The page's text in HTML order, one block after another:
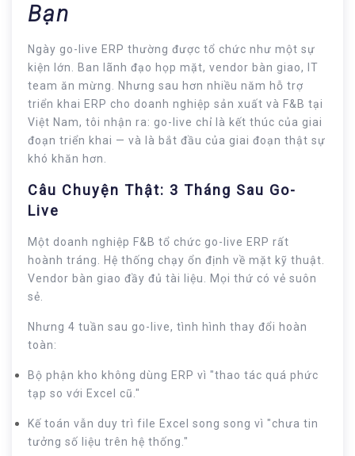
Bạn
Ngày go-live ERP thường được tổ chức như một sự
kiện lớn. Ban lãnh đạo họp mặt, vendor bàn giao, IT
team ăn mừng. Nhưng sau hơn nhiều năm hỗ trợ
triển khai ERP cho doanh nghiệp sản xuất và F&B tại
Việt Nam, tôi nhận ra: go-live chỉ là kết thúc của giai
đoạn triển khai — và là bắt đầu của giai đoạn thật sự
khó khăn hơn.
Câu Chuyện Thật: 3 Tháng Sau Go-
Live
Một doanh nghiệp F&B tổ chức go-live ERP rất
hoành tráng. Hệ thống chạy ổn định về mặt kỹ thuật.
Vendor bàn giao đầy đủ tài liệu. Mọi thứ có vẻ suôn
sẻ.
Nhưng 4 tuần sau go-live, tình hình thay đổi hoàn
toàn:
Bộ phận kho không dùng ERP vì "thao tác quá phức
tạp so với Excel cũ."
Kế toán vẫn duy trì file Excel song song vì "chưa tin
tưởng số liệu trên hệ thống."